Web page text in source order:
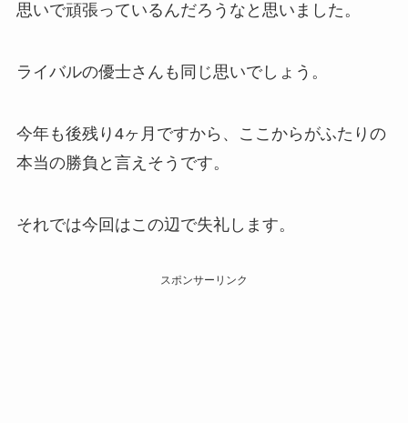
思いで頑張っているんだろうなと思いました。
ライバルの優士さんも同じ思いでしょう。
今年も後残り4ヶ月ですから、ここからがふたりの
本当の勝負と言えそうです。
それでは今回はこの辺で失礼します。
スポンサーリンク